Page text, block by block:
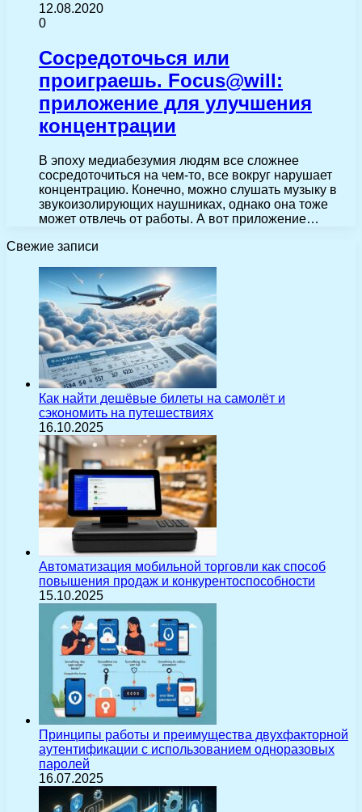
12.08.2020
0
Сосредоточься или
проиграешь. Focus@will:
приложение для улучшения
концентрации
В эпоху медиабезумия людям все сложнее
сосредоточиться на чем-то, все вокруг нарушает
концентрацию. Конечно, можно слушать музыку в
звукоизолирующих наушниках, однако она тоже
может отвлечь от работы. А вот приложение…
Свежие записи
Как найти дешёвые билеты на самолёт и
сэкономить на путешествиях
16.10.2025
Автоматизация мобильной торговли как способ
повышения продаж и конкурентоспособности
15.10.2025
Принципы работы и преимущества двухфакторной
аутентификации с использованием одноразовых
паролей
16.07.2025